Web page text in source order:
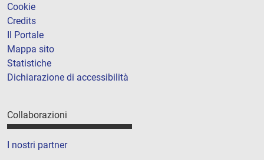
Cookie
Credits
Il Portale
Mappa sito
Statistiche
Dichiarazione di accessibilità
Collaborazioni
I nostri partner